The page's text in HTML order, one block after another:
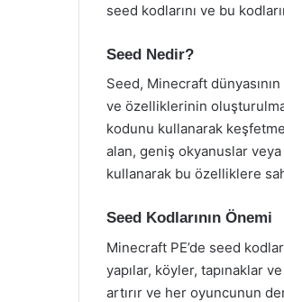
seed kodlarını ve bu
Seed Nedir?
Seed, Minecraft
ve özelliklerinin
kodunu kullanarak
alan, geniş okyanuslar
kullanarak bu özelliklere
Seed Kodlarının Önemi
Minecraft PE’de seed
yapılar, köyler, tapınaklar
artırır ve her oyuncunun